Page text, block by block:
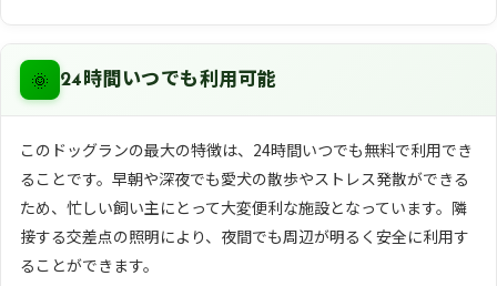
🌞 24時間いつでも利用可能
このドッグランの最大の特徴は、24時間いつでも無料で利用でき
ることです。早朝や深夜でも愛犬の散歩やストレス発散ができる
ため、忙しい飼い主にとって大変便利な施設となっています。隣
接する交差点の照明により、夜間でも周辺が明るく安全に利用す
ることができます。